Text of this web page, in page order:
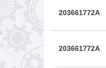
203661772A
203661772A